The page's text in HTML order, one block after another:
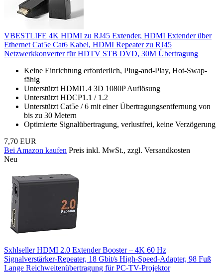
VBESTLIFE 4K HDMI zu RJ45 Extender, HDMI Extender über
Ethernet Cat5e Cat6 Kabel, HDMI Repeater zu RJ45
Netzwerkkonverter für HDTV STB DVD, 30M Übertragung
Keine Einrichtung erforderlich, Plug-and-Play, Hot-Swap-
fähig
Unterstützt HDMI1.4 3D 1080P Auflösung
Unterstützt HDCP1.1 / 1.2
Unterstützt Cat5e / 6 mit einer Übertragungsentfernung von
bis zu 30 Metern
Optimierte Signalübertragung, verlustfrei, keine Verzögerung
7,70 EUR
Bei Amazon kaufen Preis inkl. MwSt., zzgl. Versandkosten
Neu
Sxhlseller HDMI 2.0 Extender Booster – 4K 60 Hz
Signalverstärker-Repeater, 18 Gbit/s High-Speed-Adapter, 98 Fuß
Lange Reichweitenübertragung für PC-TV-Projektor